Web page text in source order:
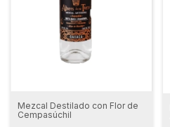
Mezcal Destilado con Flor de
Cempasúchil